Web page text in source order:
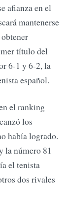
afianza en el
mantenerse
título del
6-1 y 6-2, la
español.
el ranking
los
había logrado.
la número 81
el tenista
dos rivales